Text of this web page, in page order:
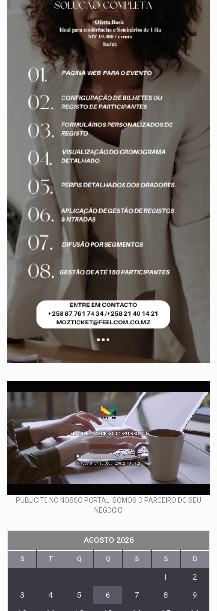
PUBLICITE NO NOSSO PORTAL: SOMOS O PARCEIRO DO SEU
NEGOCIO
AGOSTO 2026
S T Q Q S S D
1
2
3
4 5 6 7 8
9